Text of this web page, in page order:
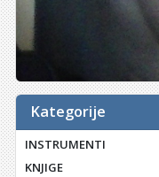
Kategorije
INSTRUMENTI
KNJIGE